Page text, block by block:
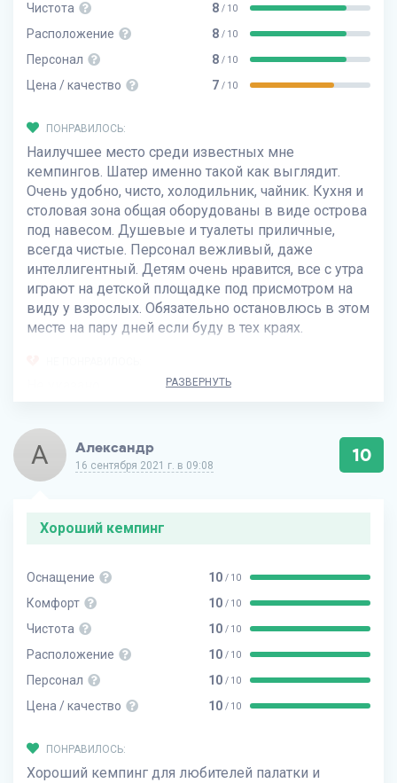
Чистота 8 / 10
Расположение 8 / 10
Персонал 8 / 10
Цена / качество 7 / 10
ПОНРАВИЛОСЬ:
Наилучшее место среди известных мне
кемпингов. Шатер именно такой как выглядит.
Очень удобно, чисто, холодильник, чайник. Кухня и
столовая зона общая оборудованы в виде острова
под навесом. Душевые и туалеты приличные,
всегда чистые. Персонал вежливый, даже
интеллигентный. Детям очень нравится, все с утра
играют на детской площадке под присмотром на
виду у взрослых. Обязательно остановлюсь в этом
месте на пару дней если буду в тех краях.
РАЗВЕРНУТЬ
А Александр
16 сентября 2021 г. в 09:08 10
Хороший кемпинг
Оснащение 10 / 10
Комфорт 10 / 10
Чистота 10 / 10
Расположение 10 / 10
Персонал 10 / 10
Цена / качество 10 / 10
ПОНРАВИЛОСЬ:
Хороший кемпинг для любителей палатки и